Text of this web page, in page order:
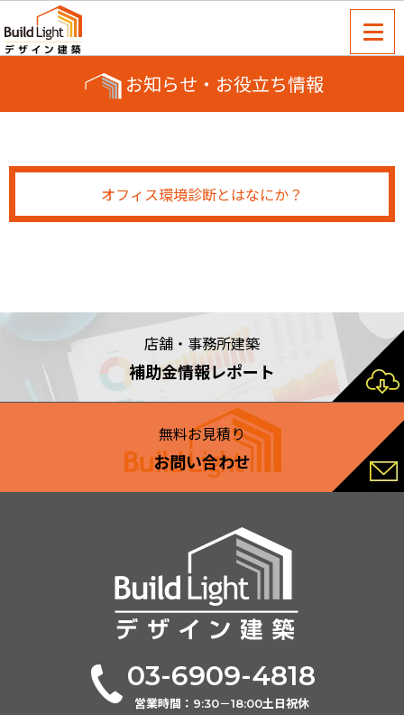
お知らせ・お役立ち情報
オフィス環境診断とはなにか？
店舗・事務所建築
補助金情報レポート
無料お見積り
お問い合わせ
03-6909-4818
営業時間：9:30－18:00土日祝休